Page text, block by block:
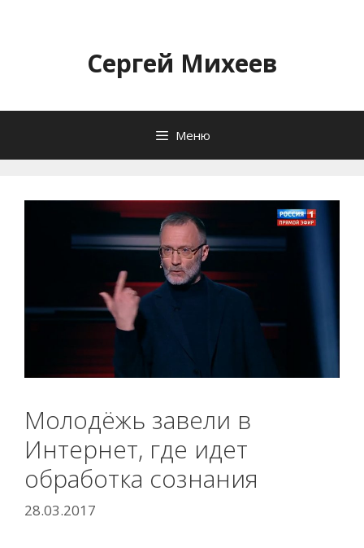
содержимомуСергей Михеев
Меню
Молодёжь завели в
Интернет, где идет
обработка сознания
28.03.2017